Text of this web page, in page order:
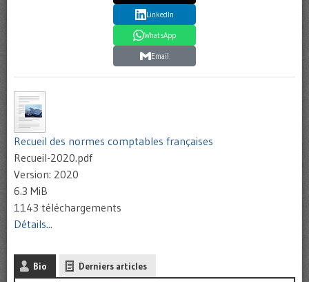
LinkedIn
WhatsApp
Email
Recueil des normes comptables françaises
Recueil-2020.pdf
Version: 2020
6.3 MiB
1143 téléchargements
Détails...
Bio Derniers articles